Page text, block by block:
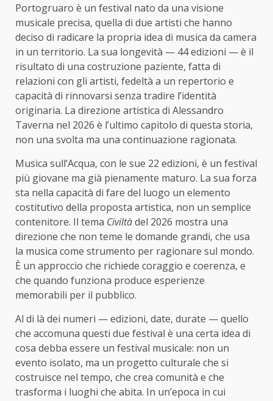
Portogruaro è un festival nato da una visione
musicale precisa, quella di due artisti che hanno
deciso di radicare la propria idea di musica da camera
in un territorio. La sua longevità — 44 edizioni — è il
risultato di una costruzione paziente, fatta di
relazioni con gli artisti, fedeltà a un repertorio e
capacità di rinnovarsi senza tradire l’identità
originaria. La direzione artistica di Alessandro
Taverna nel 2026 è l’ultimo capitolo di questa storia,
non una svolta ma una continuazione ragionata.
Musica sull’Acqua, con le sue 22 edizioni, è un festival
più giovane ma già pienamente maturo. La sua forza
sta nella capacità di fare del luogo un elemento
costitutivo della proposta artistica, non un semplice
contenitore. Il tema Civiltàdel 2026 mostra una
direzione che non teme le domande grandi, che usa
la musica come strumento per ragionare sul mondo.
È un approccio che richiede coraggio e coerenza, e
che quando funziona produce esperienze
memorabili per il pubblico.
Al di là dei numeri — edizioni, date, durate — quello
che accomuna questi due festival è una certa idea di
cosa debba essere un festival musicale: non un
evento isolato, ma un progetto culturale che si
costruisce nel tempo, che crea comunità e che
trasforma i luoghi che abita. In un’epoca in cui